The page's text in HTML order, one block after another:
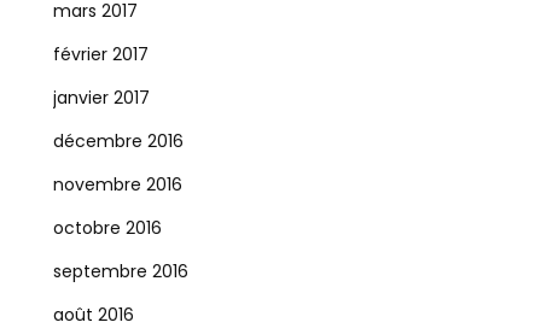
mars 2017
février 2017
janvier 2017
décembre 2016
novembre 2016
octobre 2016
septembre 2016
août 2016